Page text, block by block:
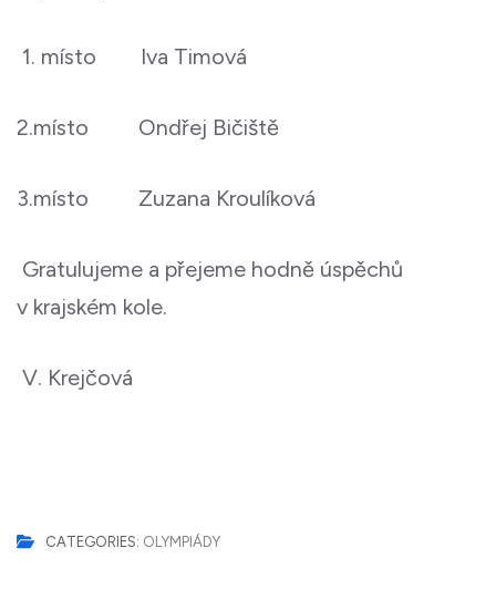
1. místo Iva Timová
2.místo Ondřej Bičiště
3.místo Zuzana Kroulíková
Gratulujeme a přejeme hodně úspěchů
v krajském kole.
V. Krejčová
CATEGORIES: OLYMPIÁDY